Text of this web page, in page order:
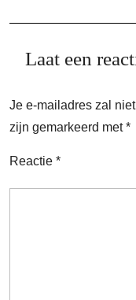
Laat een
Je e-mailadres zal
zijn gemarkeerd met*
Reactie *